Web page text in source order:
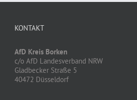
KONTAKT
AfD Kreis Borken
c/o AfD Landesverband NRW
Gladbecker Straße 5
40472 Düsseldorf